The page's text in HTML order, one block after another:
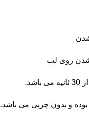
شدن روی لب
و بدون چربی می باشد.